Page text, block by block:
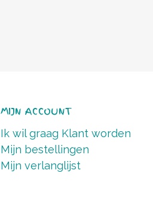
MIJN ACCOUNT
Ik wil graag Klant worden
Mijn bestellingen
Mijn verlanglijst